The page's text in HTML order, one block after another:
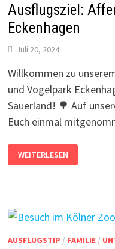
Ausflugsziel:
Eckenhagen
Juli 20, 2024
Willkommen zu
und Vogelpark
Sauerland! 🌳 Auf
Euch einmal
AUSFLUGSZIEL:
AFFEN-
UND
WEITERLESEN
AUSFLUGSTIP / FAMILIE/